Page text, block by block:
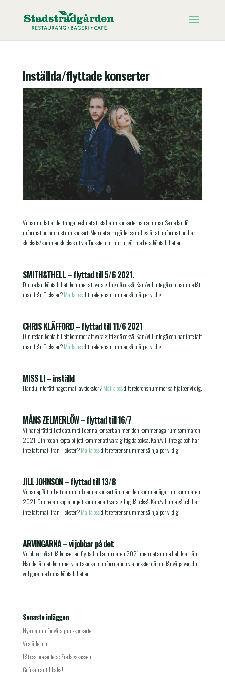
Inställda/flyttade konserter
Vi har nu fattat det tunga beslutet att ställa in konserterna i sommar. Se nedan för
information om just din konsert. Men det som gäller samtliga är att information har
skickats/kommer skickas ut via Tickster om hur ni gör med era köpta biljetter.
SMITH&THELL – flyttad till 5/6 2021.
Din redan köpta biljett kommer att vara giltig då också. Kan/vill inte gå och har inte fått
mail från Tickster?Maila ossditt referensnummer så hjälper vi dig.
CHRIS KLÄFFORD – flyttad till 11/6 2021
Din redan köpta biljett kommer att vara giltig då också. Kan/vill inte gå och har inte fått
mail från Tickster?Maila ossditt referensnummer så hjälper vi dig.
MISS LI – inställd
Har du inte fått något mail av tickster?Maila ossditt referensnummer så hjälper vi dig.
MÅNS ZELMERLÖW – flyttad till 16/7
Vi har ej fått till ett datum till denna konsert än men den kommer äga rum sommaren
2021. Din redan köpta biljett kommer att vara giltig då också. Kan/vill inte gå och har
inte fått mail från Tickster?Maila ossditt referensnummer så hjälper vi dig.
JILL JOHNSON – flyttad till 13/8
Vi har ej fått till ett datum till denna konsert än men den kommer äga rum sommaren
2021. Din redan köpta biljett kommer att vara giltig då också. Kan/vill inte gå och har
inte fått mail från Tickster?Maila ossditt referensnummer så hjälper vi dig.
ARVINGARNA – vi jobbar på det
Vi jobbar på att få konserten flyttad till sommaren 2021 men det är inte helt klart än.
När det är det, kommer vi att skicka ut information via tickster där du får välja vad du
vill göra med dina köpta biljetter.
Senaste inläggen
Nya datum för våra juni-konserter
Vi ställer om
Låt oss presentera: Fredagskassen
Gofikan är tillbaka!